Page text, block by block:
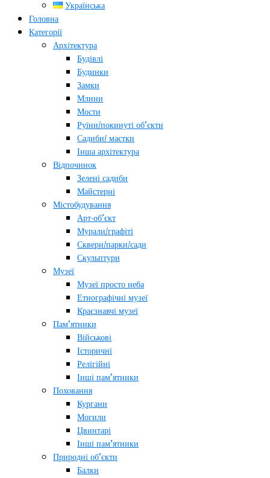
Українська
Головна
Категорії
Архітектура
Будівлі
Будинки
Замки
Млини
Мости
Руїни/покинуті об’єкти
Садиби/ маєтки
Інша архітектура
Відпочинок
Зелені садиби
Майстерні
Містобудування
Арт-об’єкт
Мурали/графіті
Сквери/парки/сади
Скульптури
Музеї
Музеї просто неба
Етнографічні музеї
Краєзнавчі музеї
Пам’ятники
Військові
Історичні
Релігійні
Інші пам’ятники
Поховання
Кургани
Могили
Цвинтарі
Інші пам’ятники
Природні об’єкти
Балки